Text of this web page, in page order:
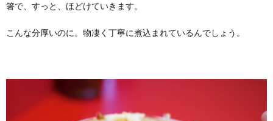
箸で、すっと、ほどけていきます。
こんな分厚いのに。物凄く丁寧に煮込まれているんでしょう。